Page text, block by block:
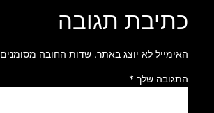
כתיבת תגובה
האימייל לא יוצג באתר. שדות החובה מסומנים
התגובה שלך *